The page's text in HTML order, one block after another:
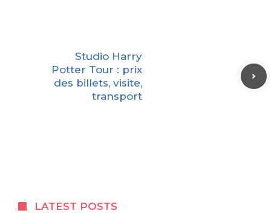
Studio Harry
Potter Tour : prix
des billets, visite,
transport
LATEST POSTS